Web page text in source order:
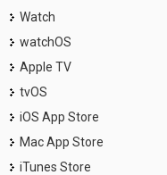
Watch
watchOS
Apple TV
tvOS
iOS App Store
Mac App Store
iTunes Store